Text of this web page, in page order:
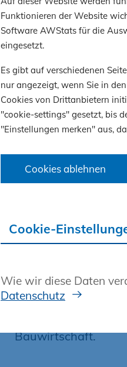
Funktionieren der Website
Software AWStats für die
eingesetzt.
Es gibt auf verschiedenen
nur angezeigt, wenn Sie in
Cookies von Drittanbietern
"cookie-settings" gesetzt, bis
"Einstellungen merken" aus,
Cookies ablehnen
Cookie-
Wie wir diese Daten
Datenschutz
Anforderungen an
World Café
Ein besonderes
intensive
Gesprächsrunden
gesammelt.
Modeling
Darüber hinaus
aktuelle
Bauwirtschaft.